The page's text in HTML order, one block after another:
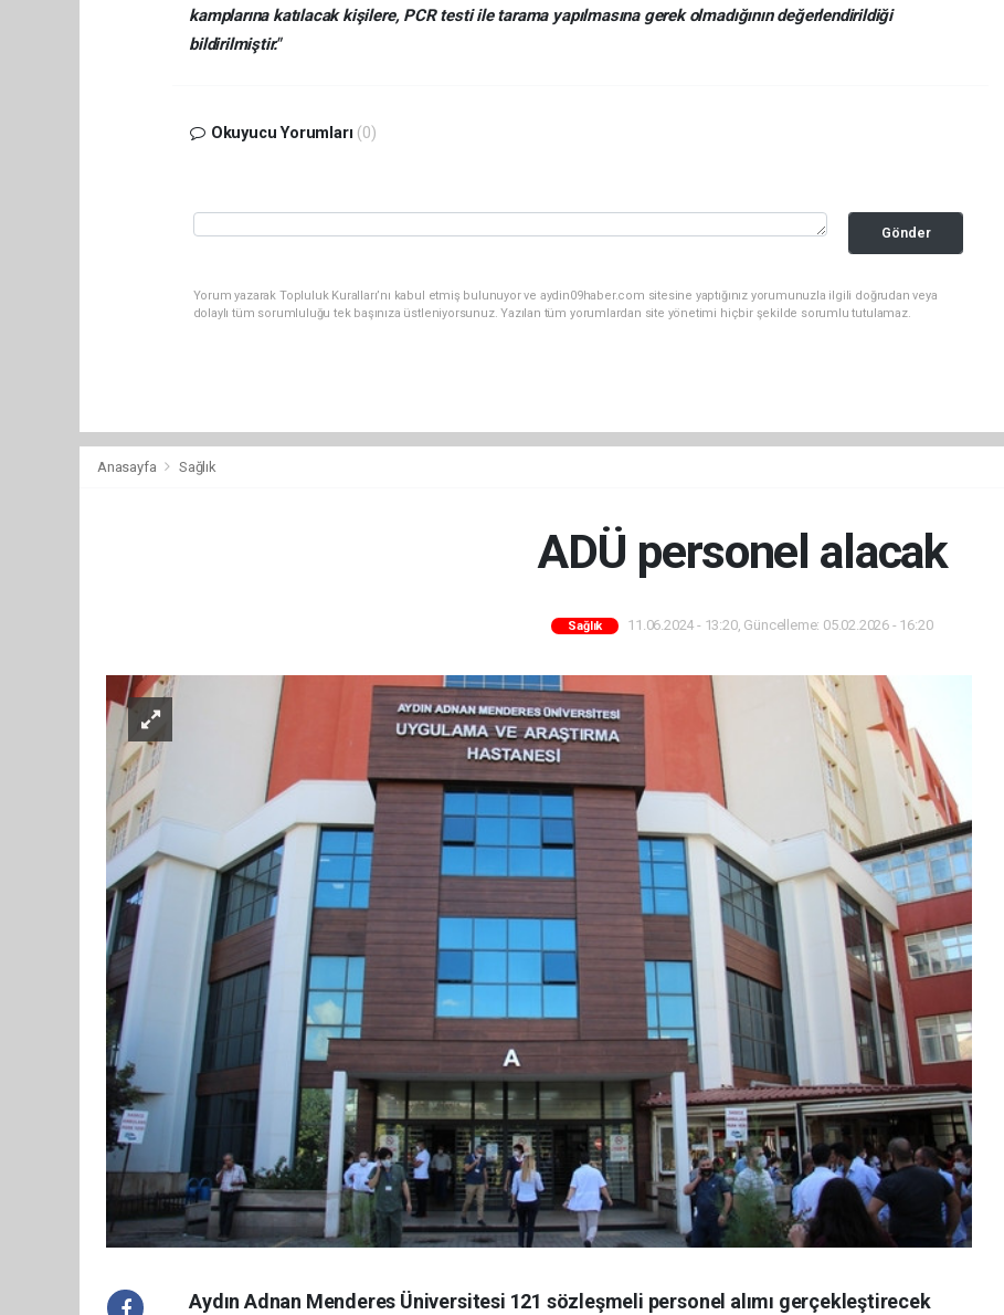
kamplarına katılacak kişilere, PCR testi ile tarama yapılmasına gerek olmadığının değerlendirildiği
bildirilmiştir."
Okuyucu Yorumları (0)
Gönder
Yorum yazarak Topluluk Kuralları’nı kabul etmiş bulunuyor ve aydin09haber.com sitesine yaptığınız yorumunuzla ilgili doğrudan veya
dolaylı tüm sorumluluğu tek başınıza üstleniyorsunuz. Yazılan tüm yorumlardan site yönetimi hiçbir şekilde sorumlu tutulamaz.
Anasayfa Sağlık
ADÜ personel alacak
Sağlık 11.06.2024 - 13:20, Güncelleme: 05.02.2026 - 16:20
Aydın Adnan Menderes Üniversitesi 121 sözleşmeli personel alımı gerçekleştirecek